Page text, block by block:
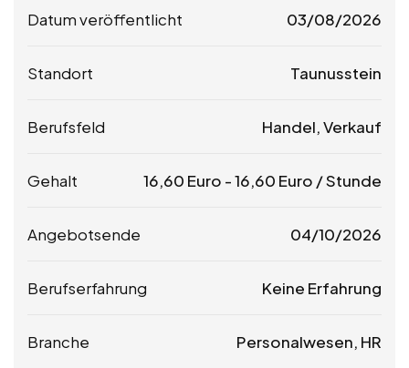
Datum veröffentlicht 03/08/2026
Standort Taunusstein
Berufsfeld Handel, Verkauf
Gehalt 16,60 Euro -16,60 Euro / Stunde
Angebotsende 04/10/2026
Berufserfahrung Keine Erfahrung
Branche Personalwesen, HR